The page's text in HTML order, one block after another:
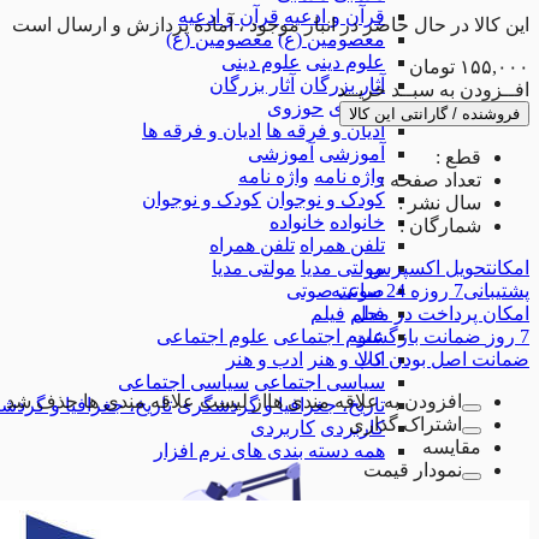
قرآن و ادعیه قرآن و ادعیه
معصومین (ع) معصومین (ع)
علوم دینی علوم دینی
آثار بزرگان آثار بزرگان
حوزوی حوزوی
ادیان و فرقه ها ادیان و فرقه ها
آموزشی آموزشی
واژه نامه واژه نامه
کودک و نوجوان کودک و نوجوان
خانواده خانواده
تلفن همراه تلفن همراه
مولتی مدیا مولتی مدیا
صوتی صوتی
فیلم فیلم
علوم اجتماعی علوم اجتماعی
ادب و هنر
ادب و هنر
سیاسی اجتماعی سیاسی اجتماعی
تاریخ، جغرافیا و گردشگری تاریخ، جغرافیا و
کاربردی کاربردی
همه دسته بندی های نرم افزار
این کالا در حال حاضر در انبار موجود ، آماده پردازش و ارسال است
۱۵۵,۰۰۰ تومان
افــزودن به سبــد خریــد
فروشنده / گارانتی این کالا
قطع :
تعداد صفحه :
سال نشر :
شمارگان :
امکانتحویل اکسپرس
پشتیبانی7 روزه 24 ساعته
امکان پرداخت در محل
7 روز
ضمانت بازگشت
ضمانت اصل بودن کالا
افزودن به علاقه مندی هااز لیست علاقه مندی ها حذف شد
اشتراک گذاری
مقایسه
نمودار قیمت